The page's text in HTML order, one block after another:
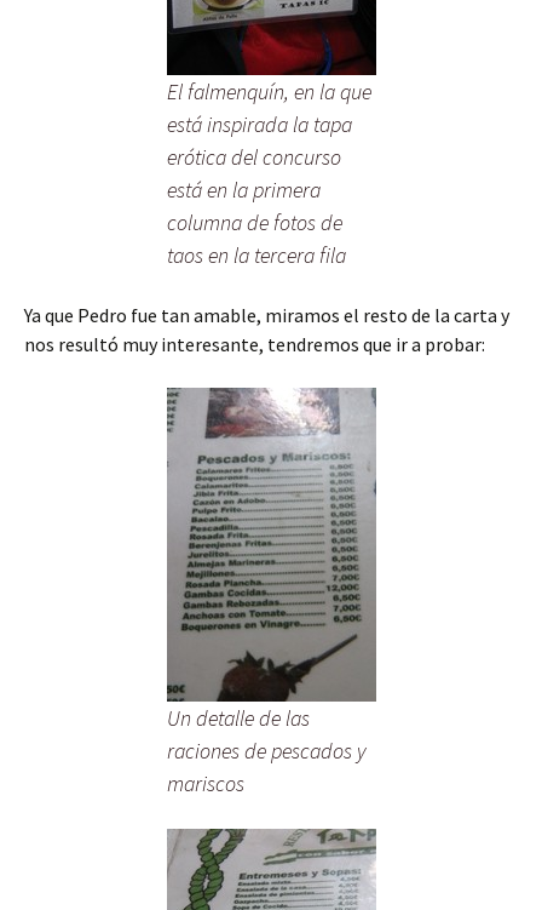
El falmenquín, en la que
está inspirada la tapa
erótica del concurso
está en la primera
columna de fotos de
taos en la tercera fila
Ya que Pedro fue tan amable, miramos el resto de la carta y
nos resultó muy interesante, tendremos que ir a probar:
Un detalle de las
raciones de pescados y
mariscos